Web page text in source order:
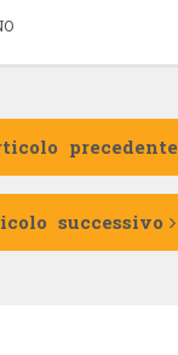
precedente
successivo